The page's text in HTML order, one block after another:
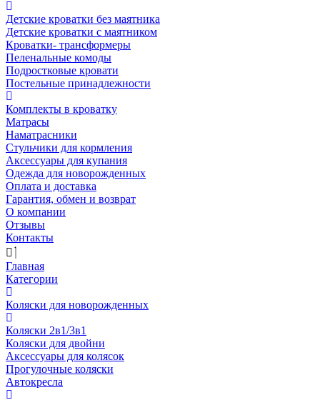
Детские кроватки без маятника
Детские кроватки с маятником
Кроватки- трансформеры
Пеленальные комоды
Подростковые кровати
Постельные принадлежности
Комплекты в кроватку
Матрасы
Наматрасники
Стульчики для кормления
Аксессуары для купания
Одежда для новорожденных
Оплата и доставка
Гарантия, обмен и возврат
О компании
Отзывы
Контакты
Главная
Категории
Коляски для новорожденных
Коляски 2в1/3в1
Коляски для двойни
Аксессуары для колясок
Прогулочные коляски
Автокресла